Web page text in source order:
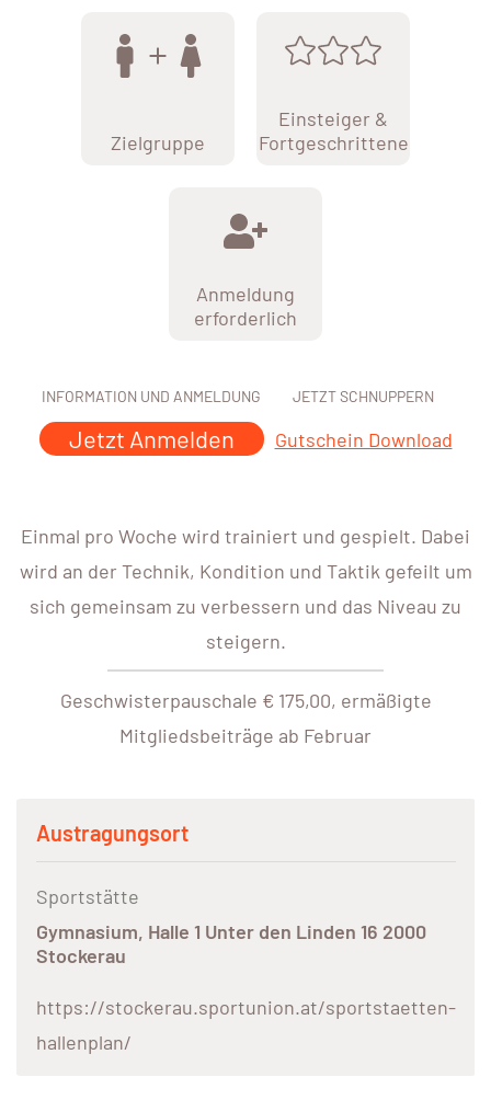
Zielgruppe
Einsteiger &
Fortgeschrittene
Anmeldung
erforderlich
INFORMATION UND ANMELDUNG
Jetzt Anmelden
JETZT SCHNUPPERN
Gutschein Download
Einmal pro Woche wird trainiert und gespielt. Dabei
wird an der Technik, Kondition und Taktik gefeilt um
sich gemeinsam zu verbessern und das Niveau zu
steigern.
Geschwisterpauschale € 175,00, ermäßigte
Mitgliedsbeiträge ab Februar
Austragungsort
Sportstätte
Gymnasium, Halle 1 Unter den Linden 16 2000
Stockerau
https://stockerau.sportunion.at/sportstaetten-
hallenplan/